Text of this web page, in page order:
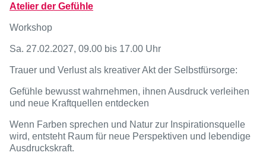
Atelier der Gefühle
Workshop
Sa. 27.02.2027, 09.00 bis 17.00 Uhr
Trauer und Verlust als kreativer Akt der Selbstfürsorge:
Gefühle bewusst wahrnehmen, ihnen Ausdruck verleihen
und neue Kraftquellen entdecken
Wenn Farben sprechen und Natur zur Inspirationsquelle
wird, entsteht Raum für neue Perspektiven und lebendige
Ausdruckskraft.